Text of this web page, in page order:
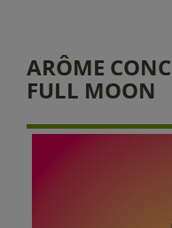
ARÔME
FULL MOON